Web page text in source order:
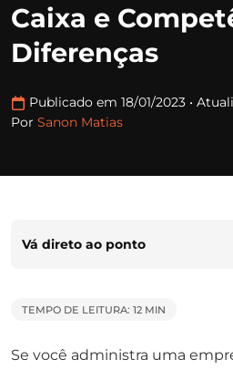
Caixa e
Diferenças
Publicado em 18/01/2023 •
Por Sanon Matias
Vá direto ao ponto
TEMPO DE LEITURA: 12 MIN
Se você administra uma